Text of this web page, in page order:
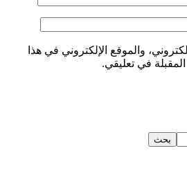
والموقع الإلكتروني في هذا
في تعليقي.
بحث